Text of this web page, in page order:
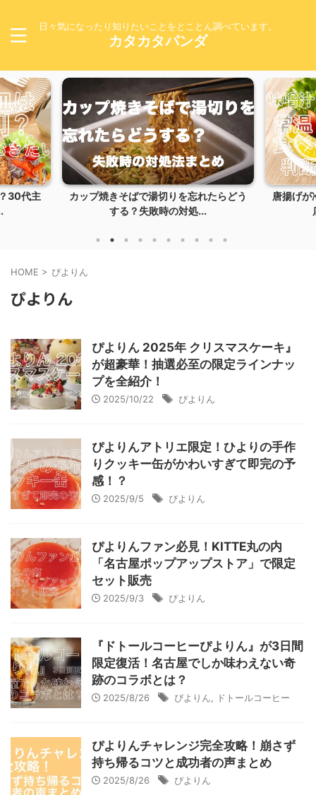
日々気になったり知りたいことをとことん調べています。
カタカタパンダ
りを忘れたらどう
の対処...
唐揚げが冷めるとまずい理由とは？専門
店のように仕上げる...
HOME > ぴよりん
ぴよりん
ぴよりん 2025年 クリスマスケーキ』
が超豪華！抽選必至の限定ラインナッ
プを全紹介！
2025/10/22 ぴよりん
ぴよりんアトリエ限定！ひよりの手作
りクッキー缶がかわいすぎて即完の予
感！？
2025/9/5 ぴよりん
ぴよりんファン必見！KITTE丸の内
「名古屋ポップアップストア」で限定
セット販売
2025/9/3 ぴよりん
『ドトールコーヒーぴよりん』が3日間
限定復活！名古屋でしか味わえない奇
跡のコラボとは？
2025/8/26 ぴよりん ドトールコーヒー
ぴよりんチャレンジ完全攻略！崩さず
持ち帰るコツと成功者の声まとめ
2025/8/26 ぴよりん